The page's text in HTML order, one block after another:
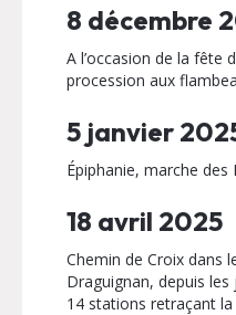
8 décembre
A l’occasion de la fête
procession aux
5 janvier
Épiphanie, marche des
18 avril 2025
Chemin de Croix dans
Draguignan, depuis les
14 stations retraçant la